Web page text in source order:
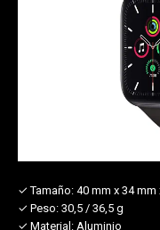
✓ Tamaño: 40 mm x 34 mm
✓ Peso: 30,5 / 36,5 g
✓ Material: Aluminio